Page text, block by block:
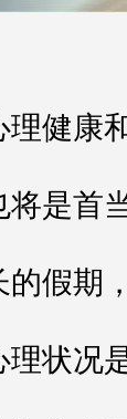
理健康
是首
的假期
理状况